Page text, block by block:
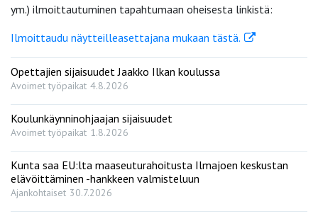
ym.) ilmoittautuminen tapahtumaan oheisesta linkistä:
Ilmoittaudu näytteilleasettajana mukaan tästä.
Opettajien sijaisuudet Jaakko Ilkan koulussa
Avoimet työpaikat 4.8.2026
Koulunkäynninohjaajan sijaisuudet
Avoimet työpaikat 1.8.2026
Kunta saa EU:lta maaseuturahoitusta Ilmajoen keskustan
elävöittäminen -hankkeen valmisteluun
Ajankohtaiset 30.7.2026